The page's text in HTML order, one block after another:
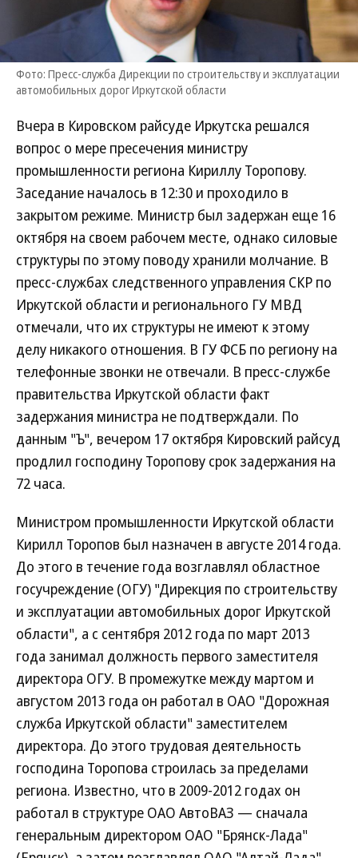
Фото: Пресс-служба Дирекции по строительству и эксплуатации
автомобильных дорог Иркутской области
Вчера в Кировском райсуде Иркутска решался
вопрос о мере пресечения министру
промышленности региона Кириллу Торопову.
Заседание началось в 12:30 и проходило в
закрытом режиме. Министр был задержан еще 16
октября на своем рабочем месте, однако силовые
структуры по этому поводу хранили молчание. В
пресс-службах следственного управления СКР по
Иркутской области и регионального ГУ МВД
отмечали, что их структуры не имеют к этому
делу никакого отношения. В ГУ ФСБ по региону на
телефонные звонки не отвечали. В пресс-службе
правительства Иркутской области факт
задержания министра не подтверждали. По
данным "Ъ", вечером 17 октября Кировский райсуд
продлил господину Торопову срок задержания на
72 часа.
Министром промышленности Иркутской области
Кирилл Торопов был назначен в августе 2014 года.
До этого в течение года возглавлял областное
госучреждение (ОГУ) "Дирекция по строительству
и эксплуатации автомобильных дорог Иркутской
области", а с сентября 2012 года по март 2013
года занимал должность первого заместителя
директора ОГУ. В промежутке между мартом и
августом 2013 года он работал в ОАО "Дорожная
служба Иркутской области" заместителем
директора. До этого трудовая деятельность
господина Торопова строилась за пределами
региона. Известно, что в 2009-2012 годах он
работал в структуре ОАО АвтоВАЗ — сначала
генеральным директором ОАО "Брянск-Лада"